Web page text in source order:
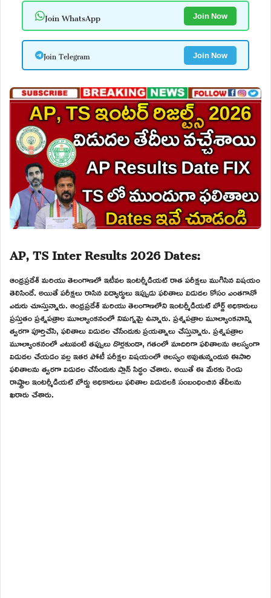
Join WhatsApp Join Now
Join Telegram Join Now
AP, TS Inter Results 2026 Dates:
ఆంధ్రప్రదేశ్ మరియు తెలంగాణలో ఇటీవల ఇంటర్మీడియట్ రాత పరీక్షలు ముగిసిన విషయం
తెలిసిందే. అయితే పరీక్షలు రాసిన విద్యార్థులు ఇప్పుడు ఫలితాలు విడుదల కోసం ఎంతగానో
ఎదురు చూస్తున్నారు. ఆంధ్రప్రదేశ్ మరియు తెలంగాణలోని ఇంటర్మీడియట్ బోర్డ్ అధికారులు
ప్రస్తుతం ప్రశ్నపత్రాల మూల్యాంకనంలో నిమగ్నమై ఉన్నారు. ప్రశ్నపత్రాల మూల్యాంకనాన్ని
త్వరగా పూర్తిచేసి, ఫలితాలు విడుదల చేసేందుకు ప్రయత్నాలు చేస్తున్నారు. ప్రశ్నపత్రాల
మూల్యాంకనంలో ఎటువంటి తప్పులు దొర్లకుండా, గతంలో మాదిరిగా ఫలితాలను ఆలస్యంగా
విడుదల చేయడం వల్ల ఇతర పోటీ పరీక్షల విషయంలో ఆలస్యం అవుతున్నందున ఈసారి
ఫలితాలను త్వరగా విడుదల చేసేందుకు ప్లాన్ సిద్ధం చేశారు. అయితే ఈ మేరకు రెండు
రాష్ట్రాల ఇంటర్మీడియట్ బోర్డు అధికారులు ఫలితాల విడుదలకి సంబంధించిన తేదీలను
ఖరారు చేశారు.